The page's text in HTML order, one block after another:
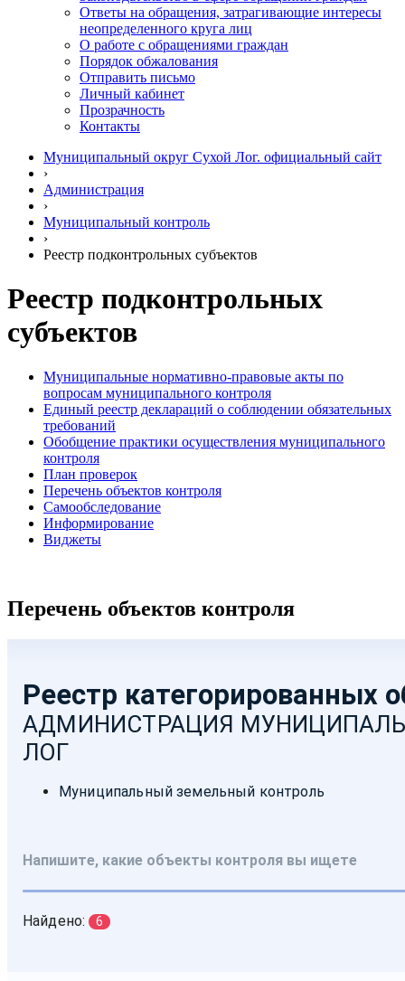
Ответы на обращения, затрагивающие интересы
неопределенного круга лиц
О работе с обращениями граждан
Порядок обжалования
Отправить письмо
Личный кабинет
Прозрачность
Контакты
Муниципальный округ Сухой Лог. официальный сайт
›
Администрация
›
Муниципальный контроль
›
Реестр подконтрольных субъектов
Реестр подконтрольных
субъектов
Муниципальные нормативно-правовые акты по
вопросам муниципального контроля
Единый реестр деклараций о соблюдении обязательных
требований
Обобщение практики осуществления муниципального
контроля
План проверок
Перечень объектов контроля
Самообследование
Информирование
Виджеты
Перечень объектов контроля